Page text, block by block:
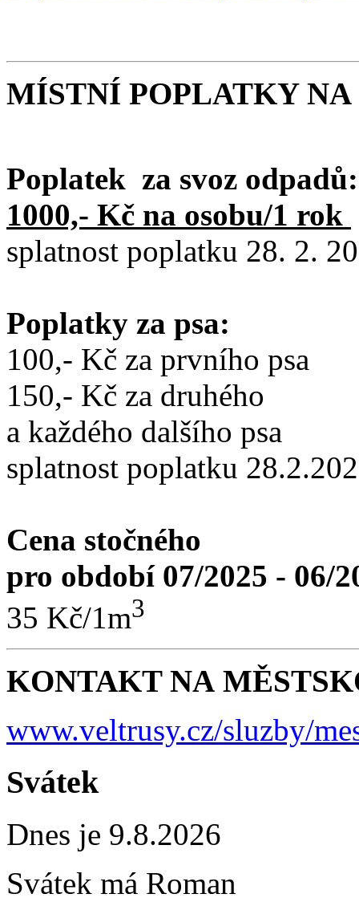
MÍSTNÍ POPLATKY NA
Poplatek za svoz odpadů:
1000,- Kč na osobu/1 rok
splatnost poplatku 28. 2.
Poplatky za psa:
100,- Kč za prvního psa
150,- Kč za druhého
a každého dalšího psa
splatnost poplatku
Cena stočného
pro období 07/2025 - 06/
35 Kč/1m3
KONTAKT NA
www.veltrusy.cz/sluzby/
Svátek
Dnes je 9.8.2026
Svátek má Roman